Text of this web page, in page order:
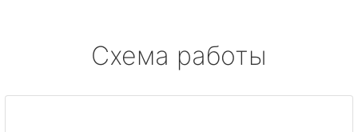
Схема работы